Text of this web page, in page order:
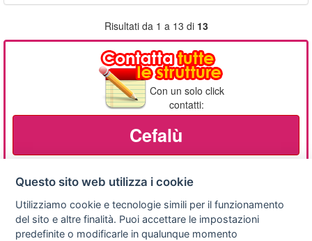
Risultati da 1 a 13 di 13
Con un solo click
contatti:
Cefalù
Privacy
policy
Avviso
legale
Scrivici
Questo sito web utilizza i cookie
Utilizziamo cookie e tecnologie simili per il funzionamento
del sito e altre finalità. Puoi accettare le impostazioni
predefinite o modificarle in qualunque momento